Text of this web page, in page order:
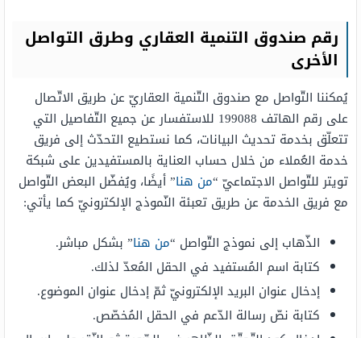
رقم صندوق التنمية العقاري وطرق التواصل
الأخرى
يُمكننا التّواصل مع صندوق التّنمية العقاريّ عن طريق الاتّصال
على رقم الهاتف 199088 للاستفسار عن جميع التّفاصيل التي
تتعلّق بخدمة تحديث البيانات، كما نستطيع التحدّث إلى فريق
خدمة العُملاء من خلال حساب العناية بالمستفيدين على شبكة
تويتر للتّواصل الاجتماعيّ “من هنا” أيضًا، ويُفضّل البعض التّواصل
مع فريق الخدمة عن طريق تعبئة النّموذج الإلكترونيّ كما يأتي:
الذّهاب إلى نموذج التّواصل “من هنا” بشكل مباشر.
كتابة اسم المُستفيد في الحقل المُعدّ لذلك.
إدخال عنوان البريد الإلكترونيّ ثمّ إدخال عنوان الموضوع.
كتابة نصّ رسالة الدّعم في الحقل المُخصّص.